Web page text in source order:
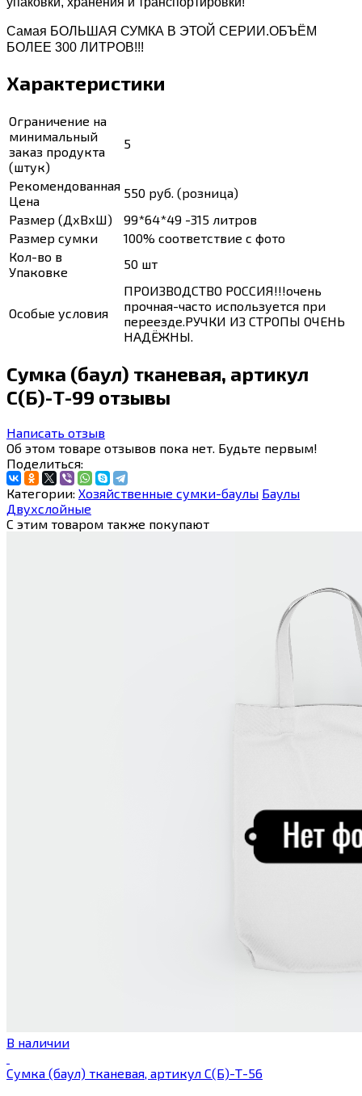
Самая БОЛЬШАЯ СУМКА В ЭТОЙ СЕРИИ.ОБЪЁМ
БОЛЕЕ 300 ЛИТРОВ!!!
Характеристики
Ограничение на
минимальный
заказ продукта
(штук)
5
Рекомендованная
Цена
550 руб. (розница)
Размер (ДхВхШ)
99*64*49 -315 литров
Размер сумки
100% соответствие с фото
Кол-во в
Упаковке
50 шт
Особые условия
ПРОИЗВОДСТВО РОССИЯ!!!очень
прочная-часто используется при
переезде.РУЧКИ ИЗ СТРОПЫ ОЧЕНЬ
НАДЁЖНЫ.
Сумка (баул) тканевая, артикул
С(Б)-Т-99 отзывы
Написать отзыв
Об этом товаре отзывов пока нет. Будьте первым!
Поделиться:
Категории: Хозяйственные сумки-баулы Баулы
Двухслойные
С этим товаром также покупают
В наличии
Сумка (баул) тканевая, артикул С(Б)-Т-56